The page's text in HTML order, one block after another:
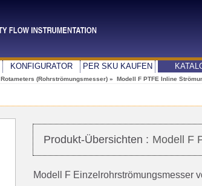
KONFIGURATOR PER SKU KAUFEN
Rotameters (Rohrströmungsmesser) » Modell F PTFE Inline
Produkt-Übersichten : Modell F
Modell F Einzelrohrströmungsmesser